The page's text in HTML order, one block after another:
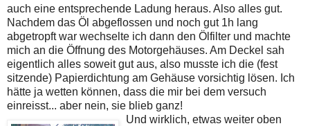
auch eine entsprechende Ladung heraus. Also alles gut.
Nachdem das Öl abgeflossen und noch gut 1h lang
abgetropft war wechselte ich dann den Ölfilter und machte
mich an die Öffnung des Motorgehäuses. Am Deckel sah
eigentlich alles soweit gut aus, also musste ich die (fest
sitzende) Papierdichtung am Gehäuse vorsichtig lösen. Ich
hätte ja wetten können, dass die mir bei dem versuch
einreisst... aber nein, sie blieb ganz!
Und wirklich, etwas weiter oben